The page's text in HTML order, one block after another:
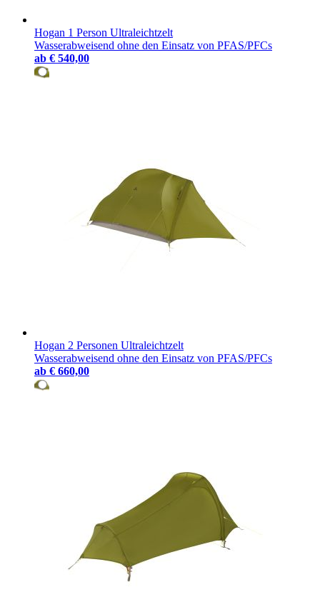
Hogan 1 Person Ultraleichtzelt
Wasserabweisend ohne den Einsatz von PFAS/PFCs
ab € 540,00
Hogan 2 Personen Ultraleichtzelt
Wasserabweisend ohne den Einsatz von PFAS/PFCs
ab € 660,00